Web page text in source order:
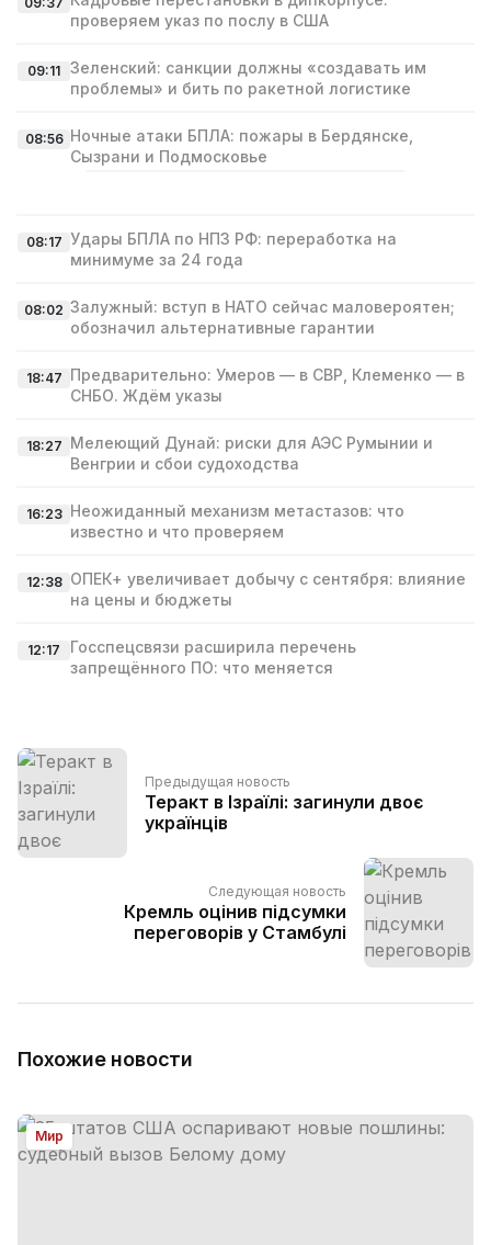
проверяем указ по послу в США
09:11 Зеленский: санкции должны «создавать им
проблемы» и бить по ракетной логистике
08:56 Ночные атаки БПЛА: пожары в Бердянске,
Сызрани и Подмосковье
08:17 Удары БПЛА по НПЗ РФ: переработка на
минимуме за 24 года
08:02 Залужный: вступ в НАТО сейчас маловероятен;
обозначил альтернативные гарантии
18:47 Предварительно: Умеров — в СВР, Клеменко — в
СНБО. Ждём указы
18:27 Мелеющий Дунай: риски для АЭС Румынии и
Венгрии и сбои судоходства
16:23 Неожиданный механизм метастазов: что
известно и что проверяем
12:38 ОПЕК+ увеличивает добычу с сентября: влияние
на цены и бюджеты
12:17
Госспецсвязи расширила перечень
запрещённого ПО: что меняется
Предыдущая новость
Теракт в Ізраїлі: загинули двоє
українців
Следующая новость
Кремль оцінив підсумки
переговорів у Стамбулі
Похожие новости
Мир